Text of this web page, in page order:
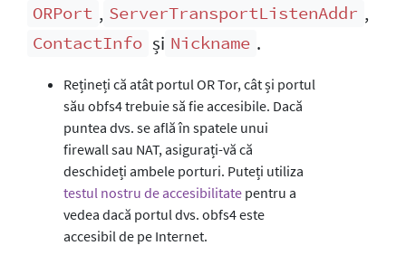
ORPort , ServerTransportListenAddr ,
ContactInfo și Nickname .
Rețineți că atât portul OR Tor, cât și portul
său obfs4 trebuie să fie accesibile. Dacă
puntea dvs. se află în spatele unui
firewall sau NAT, asigurați-vă că
deschideți ambele porturi. Puteți utiliza
testul nostru de accesibilitate pentru a
vedea dacă portul dvs. obfs4 este
accesibil de pe Internet.